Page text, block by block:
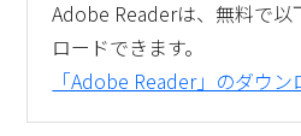
就職・退職
住まい・引越し
Adobe Readerは、無料で
ロードできます。
「Adobe Reader」のダウン